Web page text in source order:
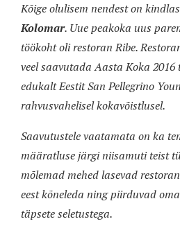
Kõige olulisem nendest on
Kolomar. Uue peakoka uus
töökoht oli restoran Ribe.
veel saavutada Aasta Koka
edukalt Eestit San Pellegrino
rahvusvahelisel kokavõistlusel.
Saavutustele vaatamata on ka
määratluse järgi niisamuti teist
mõlemad mehed lasevad
eest kõneleda ning piirduvad
täpsete seletustega.